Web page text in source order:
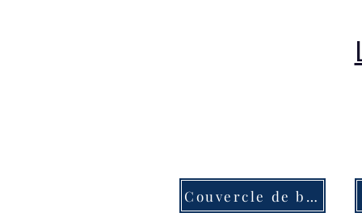
Couvercle de bouton